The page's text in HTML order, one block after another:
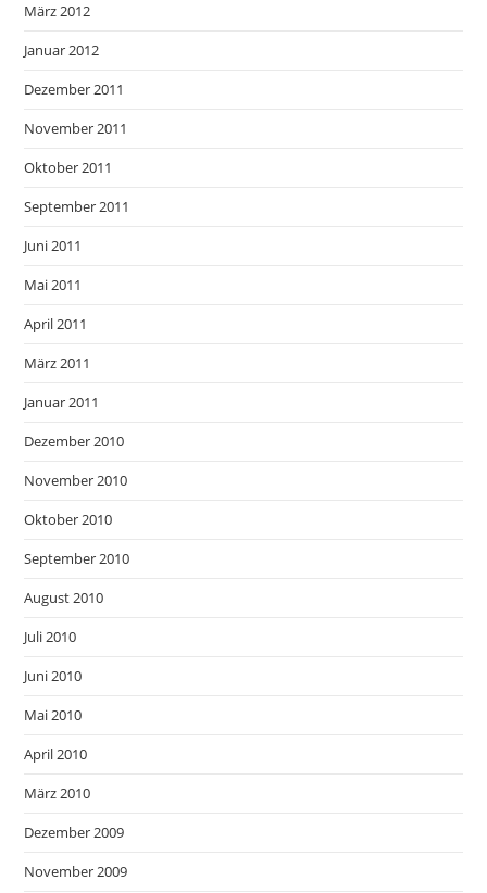
März 2012
Januar 2012
Dezember 2011
November 2011
Oktober 2011
September 2011
Juni 2011
Mai 2011
April 2011
März 2011
Januar 2011
Dezember 2010
November 2010
Oktober 2010
September 2010
August 2010
Juli 2010
Juni 2010
Mai 2010
April 2010
März 2010
Dezember 2009
November 2009